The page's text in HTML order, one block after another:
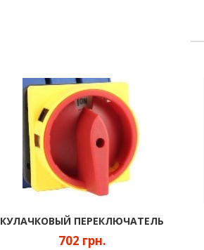
КУЛАЧКОВЫЙ ПЕРЕКЛЮЧАТЕЛЬ
702 грн.